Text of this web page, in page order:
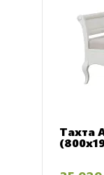
Тахта